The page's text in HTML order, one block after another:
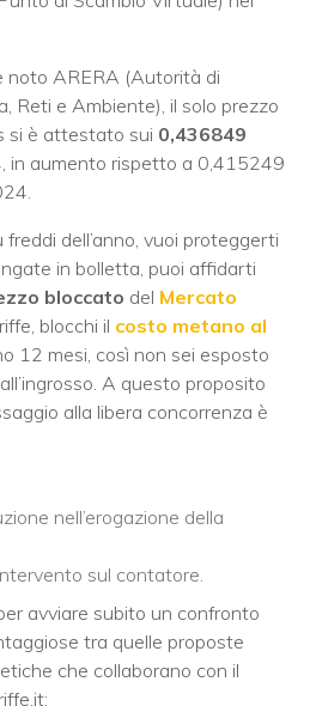
noto ARERA (Autorità di
Reti e Ambiente), il solo prezzo
si è attestato sui 0,436849
in aumento rispetto a 0,415249
freddi dell’anno, vuoi proteggerti
in bolletta, puoi affidarti
bloccato del Mercato
blocchi il costo metano al
12 mesi, così non sei esposto
A questo proposito
alla libera concorrenza è
nell’erogazione della
sul contatore.
avviare subito un confronto
tra quelle proposte
che collaborano con il